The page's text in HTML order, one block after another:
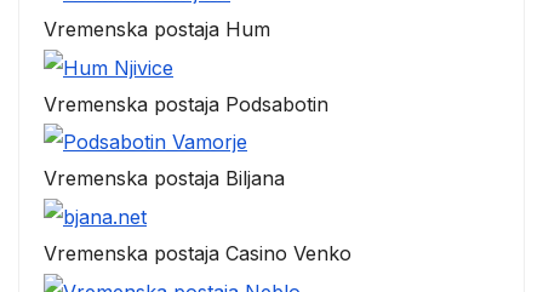
Vremenska postaja Hum
Vremenska postaja Podsabotin
Vremenska postaja Biljana
Vremenska postaja Casino Venko